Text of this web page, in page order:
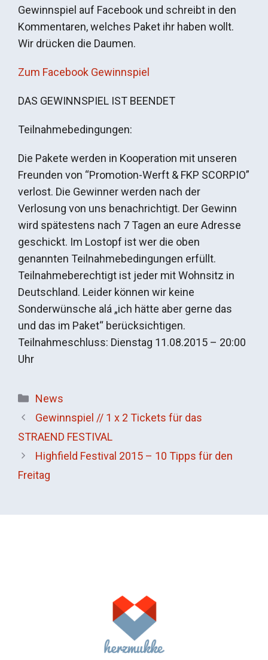
Gewinnspiel auf Facebook und schreibt in den
Kommentaren, welches Paket ihr haben wollt.
Wir drücken die Daumen.
Zum Facebook Gewinnspiel
DAS GEWINNSPIEL IST BEENDET
Teilnahmebedingungen:
Die Pakete werden in Kooperation mit unseren
Freunden von “Promotion-Werft & FKP SCORPIO”
verlost. Die Gewinner werden nach der
Verlosung von uns benachrichtigt. Der Gewinn
wird spätestens nach 7 Tagen an eure Adresse
geschickt. Im Lostopf ist wer die oben
genannten Teilnahmebedingungen erfüllt.
Teilnahmeberechtigt ist jeder mit Wohnsitz in
Deutschland. Leider können wir keine
Sonderwünsche alá „ich hätte aber gerne das
und das im Paket“ berücksichtigen.
Teilnahmeschluss: Dienstag 11.08.2015 – 20:00
Uhr
Kategorien
News
Gewinnspiel // 1 x 2 Tickets für das
STRAEND FESTIVAL
Highfield Festival 2015 – 10 Tipps für den
Freitag